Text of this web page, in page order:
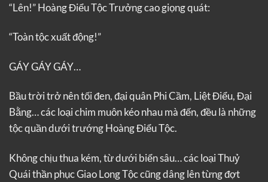
“Lên!” Hoàng Điểu Tộc Trưởng cao giọng quát:
“Toàn tộc xuất động!”
GÁY GÁY GÁY…
Bầu trời trở nên tối đen, đại quân Phi Cầm, Liệt Điểu, Đại
Bằng… các loại chim muôn kéo nhau mà đến, đều là những
tộc quần dưới trướng Hoàng Điểu Tộc.
Không chịu thua kém, từ dưới biển sâu… các loại Thuỷ
Quái thần phục Giao Long Tộc cũng dâng lên từng đợt